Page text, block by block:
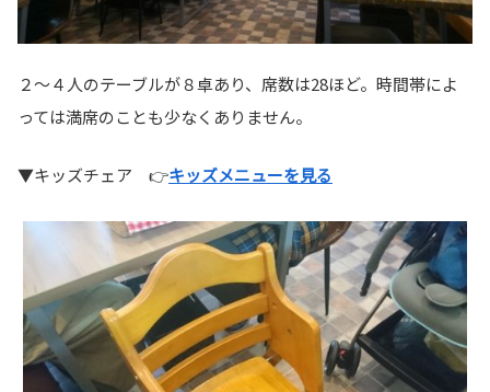
２～４人のテーブルが８卓あり、席数は28ほど。時間帯によ
っては満席のことも少なくありません。
▼キッズチェア 👉キッズメニューを見る